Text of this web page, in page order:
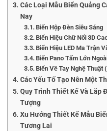
Các Loại Mẫu Biển Quảng
Nay
Biển Hộp Đèn Siêu Sáng
Biển Hiệu Chữ Nổi 3D
Biển Hiệu LED Ma Trận
Biển Pano Tấm Lớn
Biển Vẽ Tay Nghệ Thuật
Các Yếu Tố Tạo Nên Một
Quy Trình Thiết Kế Và Lắp
Tượng
Xu Hướng Thiết Kế Mẫu
Tương Lai